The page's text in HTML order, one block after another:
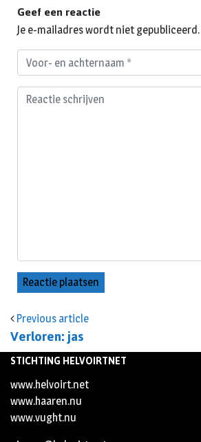
Previous article
Verloren: jas
Geef een reactie
Je e-mailadres wordt niet gepubliceerd.
STICHTING HELVOIRTNET
www.helvoirt.net
www.haaren.nu
www.vught.nu